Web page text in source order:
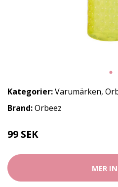
Kategorier:Varumärken,
Brand:Orbeez
99 SEK
MER